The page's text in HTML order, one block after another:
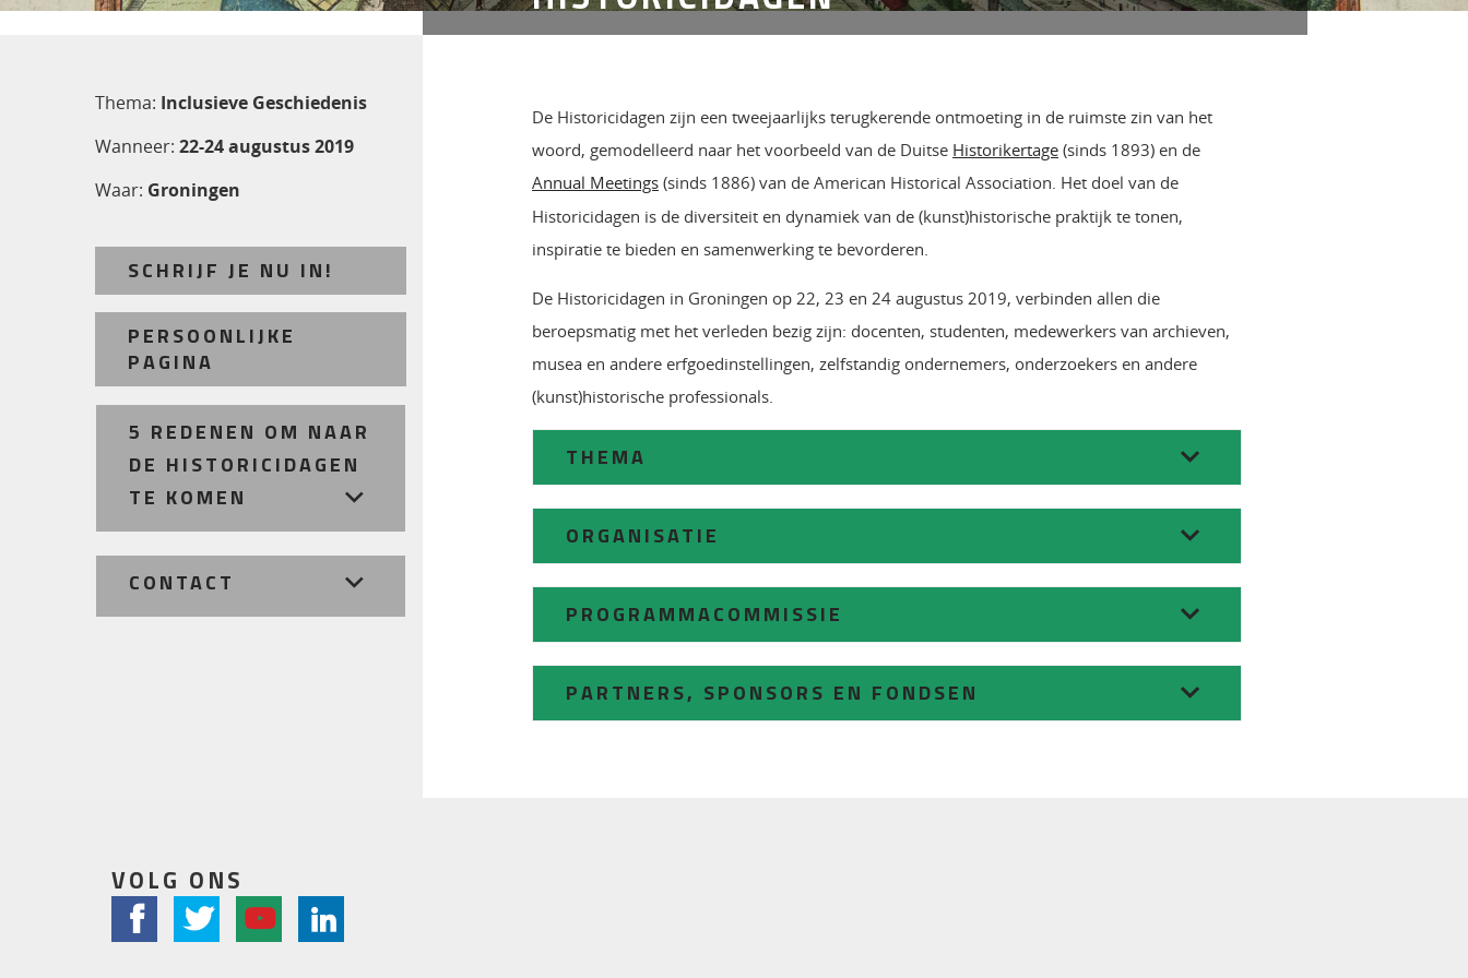
Thema: Inclusieve Geschiedenis
Wanneer: 22-24 augustus 2019
Waar: Groningen
SCHRIJF JE NU IN!
PERSOONLIJKE
PAGINA
5 REDENEN OM NAAR
DE HISTORICIDAGEN
TE KOMEN
CONTACT
De Historicidagen zijn een tweejaarlijks terugkerende ontmoeting in de ruimste zin van het
woord, gemodelleerd naar het voorbeeld van de Duitse Historikertage (sinds 1893) en de
Annual Meetings (sinds 1886) van de American Historical Association. Het doel van de
Historicidagen is de diversiteit en dynamiek van de (kunst)historische praktijk te tonen,
inspiratie te bieden en samenwerking te bevorderen.
De Historicidagen in Groningen op 22, 23 en 24 augustus 2019, verbinden allen die
beroepsmatig met het verleden bezig zijn: docenten, studenten, medewerkers van archieven,
musea en andere erfgoedinstellingen, zelfstandig ondernemers, onderzoekers en andere
(kunst)historische professionals.
THEMA
ORGANISATIE
PROGRAMMACOMMISSIE
PARTNERS, SPONSORS EN FONDSEN
VOLG ONS